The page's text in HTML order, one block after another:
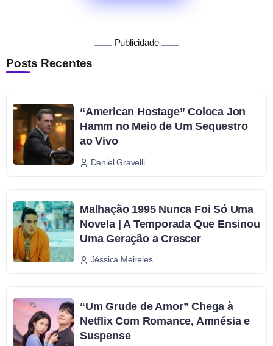
Publicidade
Posts Recentes
“American Hostage” Coloca Jon
Hamm no Meio de Um Sequestro
ao Vivo
Daniel Gravelli
Malhação 1995 Nunca Foi Só Uma
Novela | A Temporada Que Ensinou
Uma Geração a Crescer
Jéssica Meireles
“Um Grude de Amor” Chega à
Netflix Com Romance, Amnésia e
Suspense